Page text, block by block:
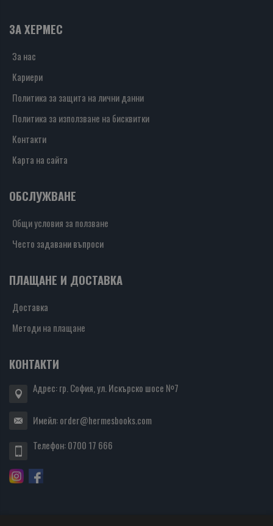
ЗА ХЕРМЕС
За нас
Кариери
Политика за защита на лични данни
Политика за използване на бисквитки
Контакти
Карта на сайта
ОБСЛУЖВАНЕ
Общи условия за ползване
Често задавани въпроси
ПЛАЩАНЕ И ДОСТАВКА
Доставка
Методи на плащане
КОНТАКТИ
Адрес: гр. София, ул. Искърско шосе №7
Имейл:order@hermesbooks.com
Телефон:0700 17 666